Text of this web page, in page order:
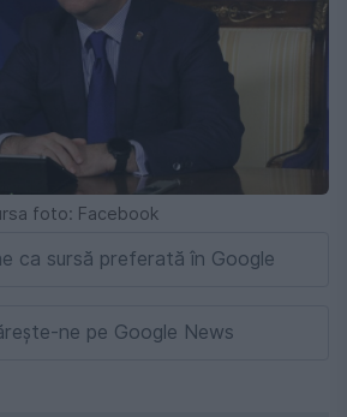
foto: Facebook
ca sursă preferată în Google
ne pe Google News